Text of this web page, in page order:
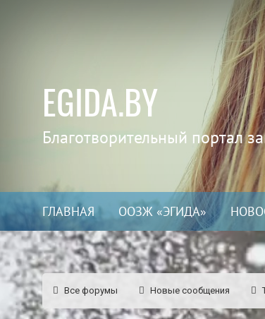
EGIDA.BY
Благотворительный портал
ГЛАВНАЯ ООЗЖ «ЭГИДА»
Все форумы Новые сообщения